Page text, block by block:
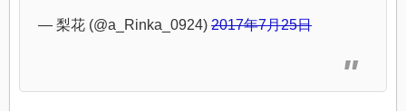
— 梨花 (@a_Rinka_0924) 2017年7月25日